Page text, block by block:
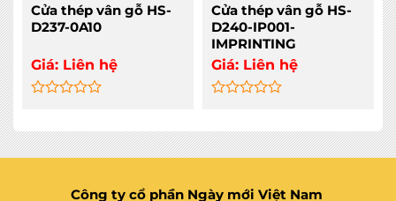
Cửa thép vân gỗ HS-
D237-0A10
Giá: Liên hệ
out
of
Cửa thép vân gỗ HS-
D240-IP001-
IMPRINTING
Giá: Liên hệ
out
of
Công ty cổ phần Ngày mới Việt Nam